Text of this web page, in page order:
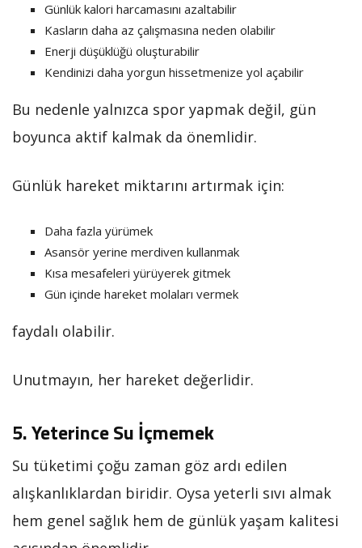
Günlük kalori harcamasını azaltabilir
Kasların daha az çalışmasına neden olabilir
Enerji düşüklüğü oluşturabilir
Kendinizi daha yorgun hissetmenize yol açabilir
Bu nedenle yalnızca spor yapmak değil, gün
boyunca aktif kalmak da önemlidir.
Günlük hareket miktarını artırmak için:
Daha fazla yürümek
Asansör yerine merdiven kullanmak
Kısa mesafeleri yürüyerek gitmek
Gün içinde hareket molaları vermek
faydalı olabilir.
Unutmayın, her hareket değerlidir.
5. Yeterince Su İçmemek
Su tüketimi çoğu zaman göz ardı edilen
alışkanlıklardan biridir. Oysa yeterli sıvı almak
hem genel sağlık hem de günlük yaşam kalitesi